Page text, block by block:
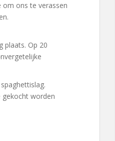
om ons te verassen
plaats. Op 20
worden